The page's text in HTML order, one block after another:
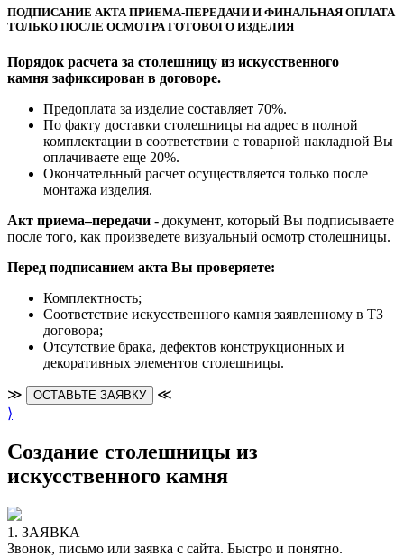
ПОДПИСАНИЕ АКТА ПРИЕМА-ПЕРЕДАЧИ И ФИНАЛЬНАЯ ОПЛАТА
ТОЛЬКО ПОСЛЕ ОСМОТРА ГОТОВОГО ИЗДЕЛИЯ
Порядок расчета за столешницу из искусственного
камня зафиксирован в договоре.
Предоплата за изделие составляет 70%.
По факту доставки столешницы на адрес в полной
комплектации в соответствии с товарной накладной Вы
оплачиваете еще 20%.
Окончательный расчет осуществляется только после
монтажа изделия.
Акт приема–передачи - документ, который Вы подписываете
после того, как произведете визуальный осмотр столешницы.
Перед подписанием акта Вы проверяете:
Комплектность;
Cоответствие искусственного камня заявленному в ТЗ
договора;
Отсутствие брака, дефектов конструкционных и
декоративных элементов столешницы.
≫ ОСТАВЬТЕ ЗАЯВКУ
≪
⟩
Создание столешницы из
искусственного камня
1. ЗАЯВКА
Звонок, письмо или заявка с сайта. Быстро и понятно.